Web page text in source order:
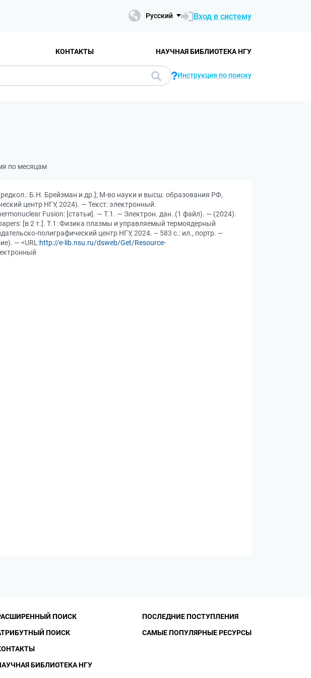
Русский Вход в систему
КОНТАКТЫ НАУЧНАЯ БИБЛИОТЕКА НГУ
Инструкция по поиску
по месяцам
Б.Н. Брейзман и др.]; М-во науки и высш. образования РФ,
центр НГУ, 2024). — Текст: электронный.
Fusion: [статьи]. — Т.1. — Электрон. дан. (1 файл). — (2024).
[в 2 т.]. Т.1: Физика плазмы и управляемый термоядерный
полиграфический центр НГУ, 2024. – 583 с.: ил., портр. —
— <URL:http://e-lib.nsu.ru/dsweb/Get/Resource-
ПОИСК
ПОИСК
БИБЛИОТЕКА НГУ
ПОСЛЕДНИЕ ПОСТУПЛЕНИЯ
САМЫЕ ПОПУЛЯРНЫЕ РЕСУРСЫ